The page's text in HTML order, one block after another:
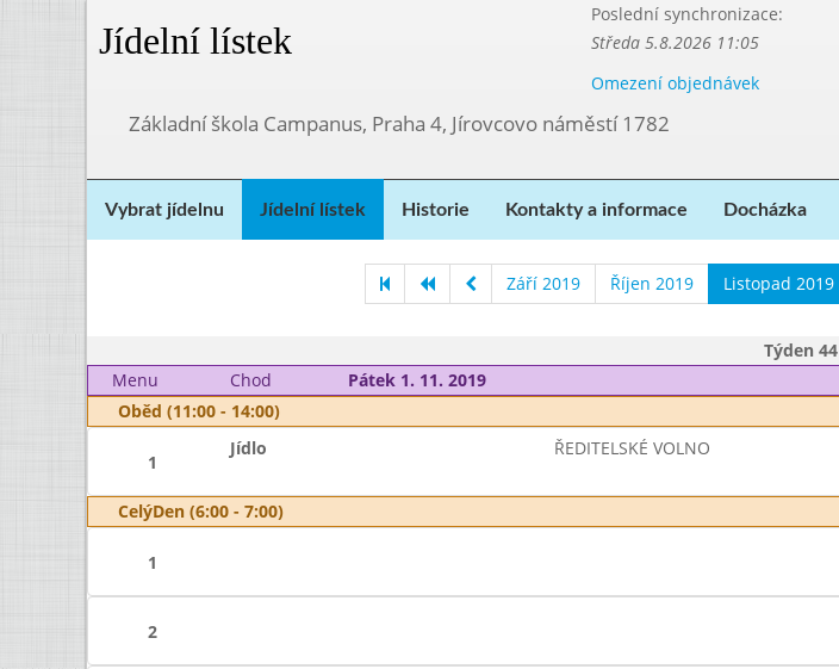
Jídelní lístek
Poslední synchronizace:
Středa 5.8.2026 11:05
Omezení objednávek
Základní škola Campanus, Praha 4, Jírovcovo náměstí 1782
Vybrat jídelnu Jídelní lístek Historie Kontakty a informace Docházka
Září 2019 Říjen 2019 Listopad 2019
Týden 44
Menu
Chod
Pátek 1. 11. 2019
Oběd (11:00 - 14:00)
1
Jídlo ŘEDITELSKÉ VOLNO
CelýDen (6:00 - 7:00)
1
2